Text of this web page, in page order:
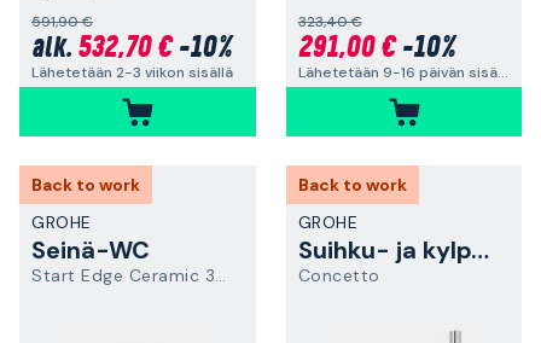
591,90 €
alk. 532,70 €-10%
Lähetetään 2-3 viikon sisällä
323,40 €
291,00 €-10%
Lähetetään 9-16 päivän sisällä
Back to work
GROHE
Seinä-WC
Start Edge Ceramic 39815000
Back to work
GROHE
Suihku- ja kylpyammehana
Concetto